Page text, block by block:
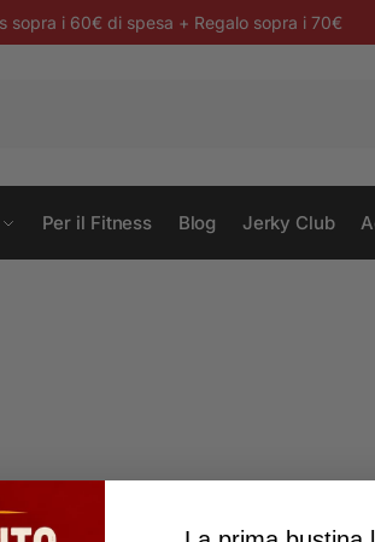
sopra i 60€ di spesa + Regalo sopra i 70€
Per il Fitness Blog Jerky Club